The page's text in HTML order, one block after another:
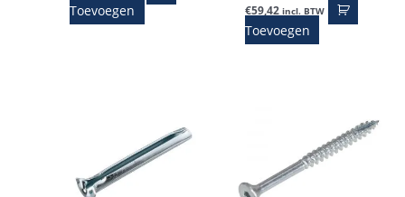
Toevoegen €59,42 incl. BTW
Toevoegen